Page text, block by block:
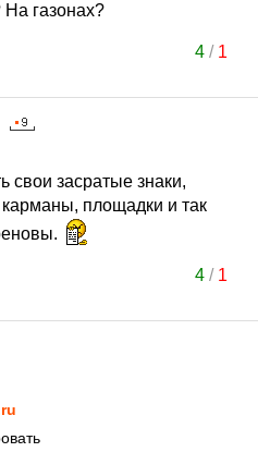
На газонах?
4/ 1
свои засратые знаки,
площадки и так
4/ 1